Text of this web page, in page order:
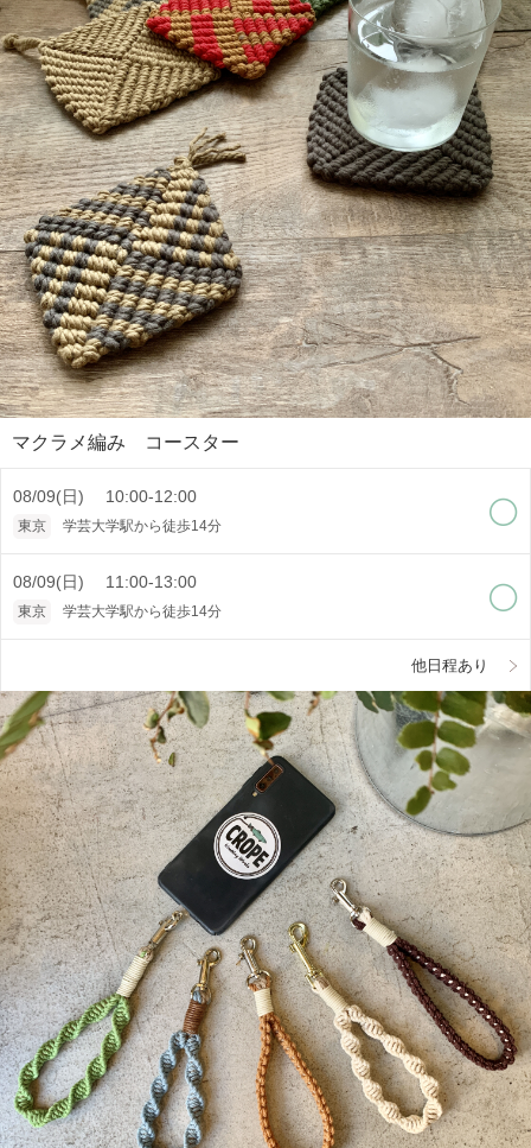
マクラメ編み コースター
08/09(日) 10:00-12:00
東京 学芸大学駅から徒歩14分
08/09(日) 11:00-13:00
東京 学芸大学駅から徒歩14分
他日程あり